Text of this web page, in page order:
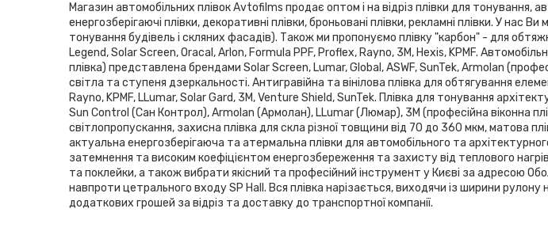
Магазин автомобільних плівок Avtofilms продає оптом і на відріз плівки для тонування,
енергозберігаючі плівки, декоративні плівки, броньовані плівки, рекламні плівки. У
тонування будівель і скляних фасадів). Також ми пропонуємо плівку "карбон" - для
Legend, Solar Screen, Oracal, Arlon, Formula PPF, Proflex, Rayno, 3М, Hexis, KPMF.
плівка) представлена ​​брендами Solar Screen, Lumar, Global, ASWF, SunTek, Armolan
світла та ступеня дзеркальності. Антигравійна та вінілова плівка для обтягування
Rayno, KPMF, LLumar, Solar Gard, 3M, Venture Shield, SunTek. Плівка для тонування
Sun Control (Сан Контрол), Armolan (Армолан), LLumar (Люмар), 3М (професійна віконна
світлопропускання, захисна плівка для скла різної товщини від 70 до 360 мкм, матова
актуальна енергозберігаюча та атермальна плівки для автомобільного та
затемнення та високим коефіцієнтом енергозбереження та захисту від теплового
та поклейки, а також вибрати якісний та професійний інструмент у Києві за адресою
навпроти цетрального входу SP Hаll. Вся плівка нарізається, виходячи із ширини
додаткових грошей за відріз та доставку до транспортної компанії.